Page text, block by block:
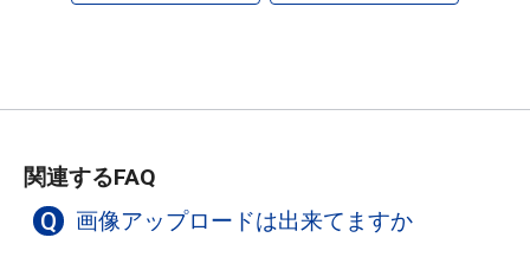
関連するFAQ
Q 画像アップロードは出来てますか